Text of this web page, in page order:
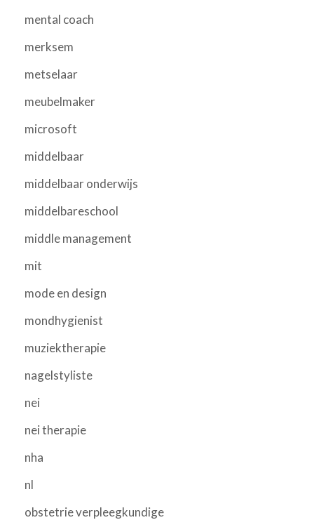
mental coach
merksem
metselaar
meubelmaker
microsoft
middelbaar
middelbaar onderwijs
middelbareschool
middle management
mit
mode en design
mondhygienist
muziektherapie
nagelstyliste
nei
nei therapie
nha
nl
obstetrie verpleegkundige